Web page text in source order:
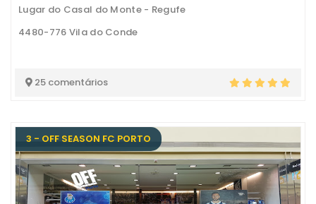
Lugar do Casal do Monte - Regufe
4480-776 Vila do Conde
25 comentários
3 - OFF SEASON FC PORTO